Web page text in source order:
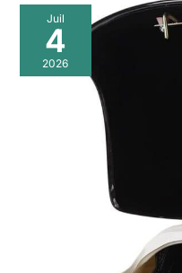
Juil
4
2026